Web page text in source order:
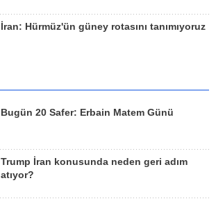
İran: Hürmüz'ün güney rotasını tanımıyoruz
Bugün 20 Safer: Erbain Matem Günü
Trump İran konusunda neden geri adım
atıyor?